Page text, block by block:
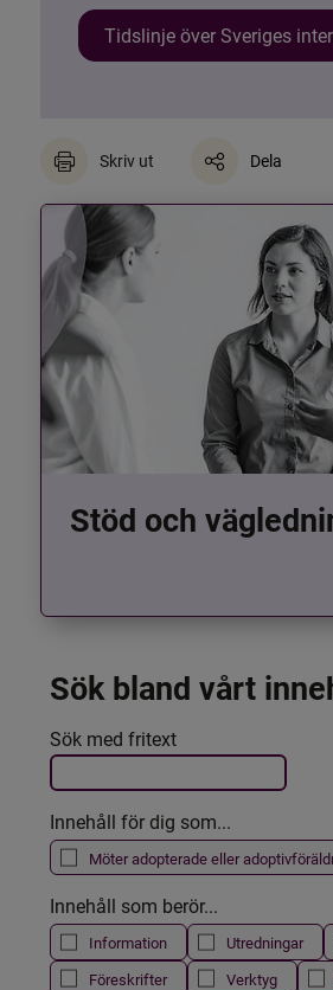
Tidslinje över Sveriges
Skriv ut Dela
Stöd och
Sök bland vårt
Filtrera resultatet
Det här formuläret postas
Sök med fritext
Innehåll för dig som...
Möter adopterade eller
Innehåll som berör...
Information Utredningar
Föreskrifter
Verktyg